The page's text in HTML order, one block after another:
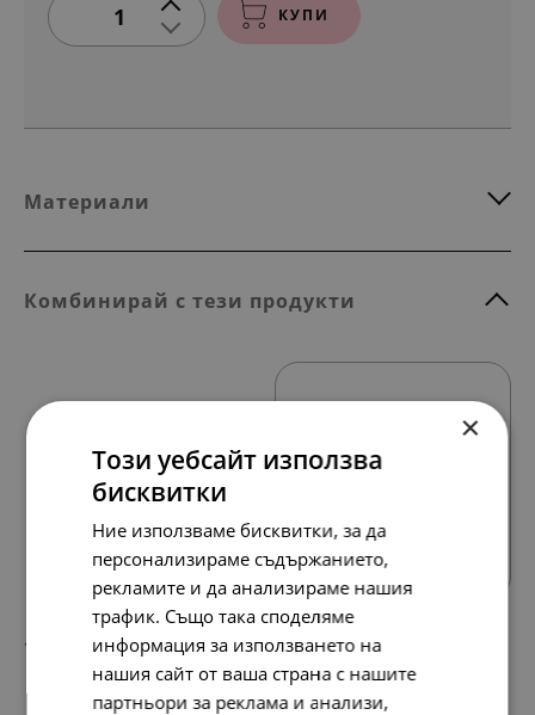
1 КУПИ
Материали
Комбинирай с тези продукти
127. 65.00 €
×
Този уебсайт използва
бисквитки
Ние използваме бисквитки, за да
персонализираме съдържанието,
рекламите и да анализираме нашия
трафик. Също така споделяме
информация за използването на
нашия сайт от ваша страна с нашите
партньори за реклама и анализи,